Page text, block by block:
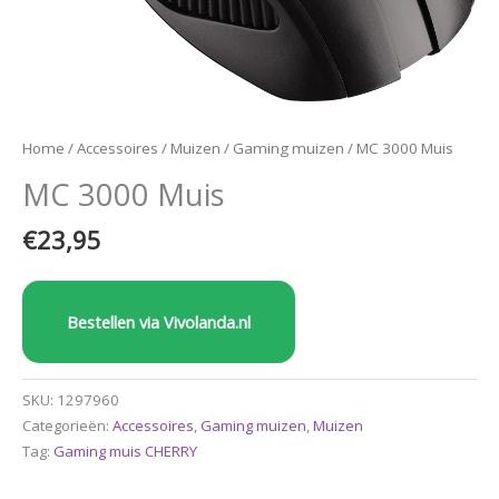
Home /Accessoires / Muizen / Gaming muizen / MC 3000 Muis
MC 3000 Muis
€23,95
Bestellen via Vivolanda.nl
SKU: 1297960
Categorieën: Accessoires, Gaming muizen,Muizen
Tag: Gaming muis CHERRY